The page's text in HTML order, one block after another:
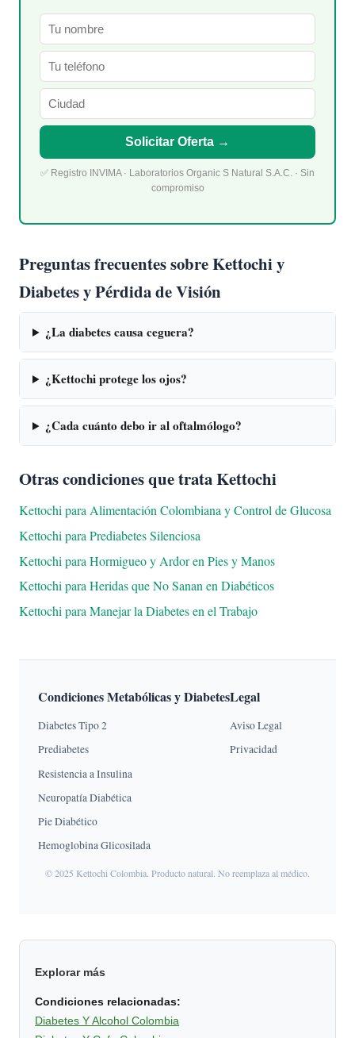
Solicitar Oferta →
✅ Registro INVIMA · Laboratorios Organic S Natural S.A.C. · Sin
compromiso
Preguntas frecuentes sobre Kettochi y
Diabetes y Pérdida de Visión
¿La diabetes causa ceguera?
¿Kettochi protege los ojos?
¿Cada cuánto debo ir al oftalmólogo?
Otras condiciones que trata Kettochi
Kettochi para Alimentación Colombiana y Control de Glucosa
Kettochi para Prediabetes Silenciosa
Kettochi para Hormigueo y Ardor en Pies y Manos
Kettochi para Heridas que No Sanan en Diabéticos
Kettochi para Manejar la Diabetes en el Trabajo
Condiciones Metabólicas y Diabetes
Diabetes Tipo 2
Prediabetes
Resistencia a Insulina
Neuropatía Diabética
Pie Diabético
Hemoglobina Glicosilada
Legal
Aviso Legal
Privacidad
© 2025 Kettochi Colombia. Producto natural. No reemplaza al médico.
Explorar más
Condiciones relacionadas:
Diabetes Y Alcohol Colombia